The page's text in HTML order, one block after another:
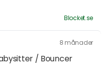
Blocket.se
8 månader
/ Bouncer